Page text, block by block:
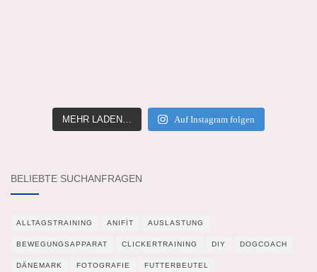
MEHR LADEN… Auf Instagram folgen
BELIEBTE SUCHANFRAGEN
ALLTAGSTRAINING ANIFIT AUSLASTUNG
BEWEGUNGSAPPARAT CLICKERTRAINING DIY DOGCOACH
DÄNEMARK FOTOGRAFIE FUTTERBEUTEL